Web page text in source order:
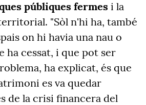
públiques fermes i la
"Sòl n'hi ha, també
on hi havia una nau o
ha cessat, i que pot ser
ha explicat, és que
es va quedar
de la crisi financera del